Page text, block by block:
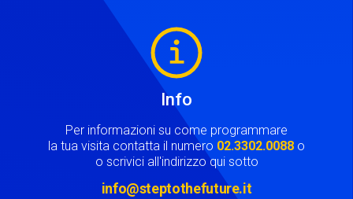
Info
Per informazioni su come programmare
la tua visita contatta il numero 02.3302.0088 o
o scrivici all'indirizzo qui sotto
info@steptothefuture.it